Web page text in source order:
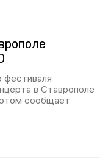
фестиваля
в Ставрополе
сообщает